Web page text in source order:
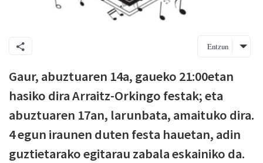
Entzun
Gaur, abuztuaren 14a, gaueko 21:00etan
hasiko dira Arraitz-Orkingo festak; eta
abuztuaren 17an, larunbata, amaituko dira.
4 egun iraunen duten festa hauetan, adin
guztietarako egitarau zabala eskainiko da.